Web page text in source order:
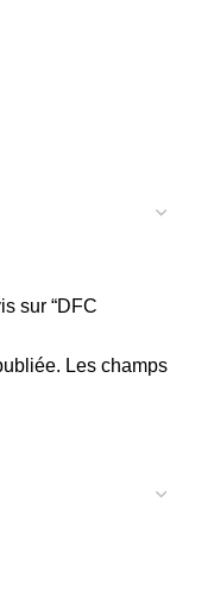
sur “DFC
Les champs